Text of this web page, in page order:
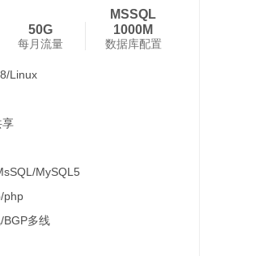
50G
每月流量
MSSQL
1000M
数据库配置
Linux
享
MySQL5
php
BGP多线